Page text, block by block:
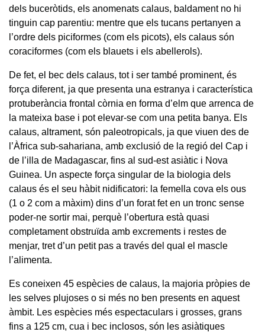
dels buceròtids, els anomenats calaus, baldament no hi
tinguin cap parentiu: mentre que els tucans pertanyen a
l’ordre dels piciformes (com els picots), els calaus són
coraciformes (com els blauets i els abellerols).
De fet, el bec dels calaus, tot i ser també prominent, és
força diferent, ja que presenta una estranya i característica
protuberància frontal còrnia en forma d’elm que arrenca de
la mateixa base i pot elevar-se com una petita banya. Els
calaus, altrament, són paleotropicals, ja que viuen des de
l’Àfrica sub-sahariana, amb exclusió de la regió del Cap i
de l’illa de Madagascar, fins al sud-est asiàtic i Nova
Guinea. Un aspecte força singular de la biologia dels
calaus és el seu hàbit nidificatori: la femella cova els ous
(1 o 2 com a màxim) dins d’un forat fet en un tronc sense
poder-ne sortir mai, perquè l’obertura està quasi
completament obstruïda amb excrements i restes de
menjar, tret d’un petit pas a través del qual el mascle
l’alimenta.
Es coneixen 45 espècies de calaus, la majoria pròpies de
les selves plujoses o si més no ben presents en aquest
àmbit. Les espècies més espectaculars i grosses, grans
fins a 125 cm, cua i bec inclosos, són les asiàtiques